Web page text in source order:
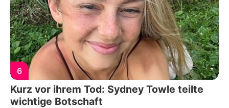
6
Kurz vor ihrem Tod: Sydney Towle teilte
wichtige Botschaft